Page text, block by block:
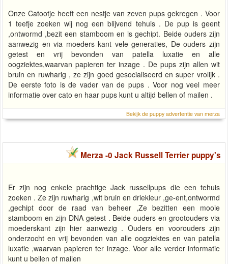
Onze Catootje heeft een nestje van zeven pups gekregen . Voor
1 teefje zoeken wij nog een blijvend tehuis . De pup is geent
,ontwormd ,bezit een stamboom en is gechipt. Beide ouders zijn
aanwezig en via moeders kant vele generaties, De ouders zijn
getest en vrij bevonden van patella luxatie en alle
oogziektes,waarvan papieren ter inzage . De pups zijn allen wit
bruin en ruwharig , ze zijn goed gesocialiseerd en super vrolijk .
De eerste foto is de vader van de pups . Voor nog veel meer
informatie over cato en haar pups kunt u altijd bellen of mailen .
Bekijk de puppy advertentie van merza
Merza -0 Jack Russell Terrier puppy's
Er zijn nog enkele prachtige Jack russellpups die een tehuis
zoeken . Ze zijn ruwharig ,wit bruin en driekleur ,ge-ent,ontwormd
,gechipt door de raad van beheer ,Ze bezitten een mooie
stamboom en zijn DNA getest . Beide ouders en grootouders via
moederskant zijn hier aanwezig . Ouders en voorouders zijn
onderzocht en vrij bevonden van alle oogziektes en van patella
luxatie ,waarvan papieren ter inzage. Voor alle verder informatie
kunt u bellen of mailen